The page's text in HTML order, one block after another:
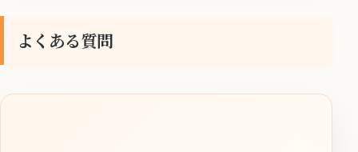
よくある質問